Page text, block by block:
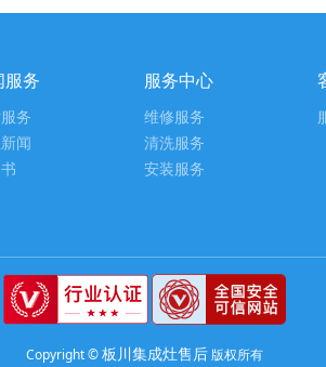
服务
务
闻
服务中心
维修服务
清洗服务
安装服务
Copyright ©板川集成灶售后版权所有